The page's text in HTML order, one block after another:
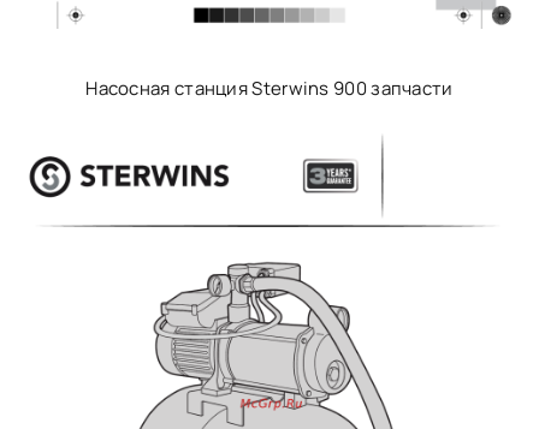
Насосная станция Sterwins 900 запчасти